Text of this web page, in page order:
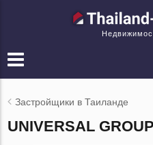
Застройщики в Таиланде
UNIVERSAL